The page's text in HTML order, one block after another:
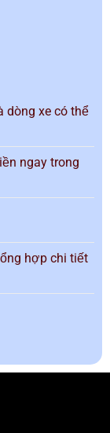
dòng xe có thể
ngay trong
hợp chi tiết